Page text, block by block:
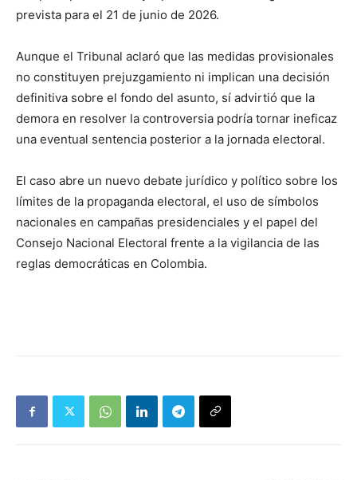
prevista para el 21 de junio de 2026.
Aunque el Tribunal aclaró que las medidas provisionales
no constituyen prejuzgamiento ni implican una decisión
definitiva sobre el fondo del asunto, sí advirtió que la
demora en resolver la controversia podría tornar ineficaz
una eventual sentencia posterior a la jornada electoral.
El caso abre un nuevo debate jurídico y político sobre los
límites de la propaganda electoral, el uso de símbolos
nacionales en campañas presidenciales y el papel del
Consejo Nacional Electoral frente a la vigilancia de las
reglas democráticas en Colombia.